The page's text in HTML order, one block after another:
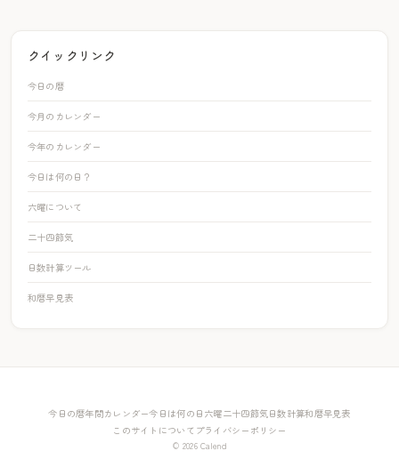
クイックリンク
今日の暦
今月のカレンダー
今年のカレンダー
今日は何の日？
六曜について
二十四節気
日数計算ツール
和暦早見表
今日の暦年間カレンダー今日は何の日 六曜二十四節気 日数計算和暦早見表
このサイトについて プライバシーポリシー
© 2026 Calend